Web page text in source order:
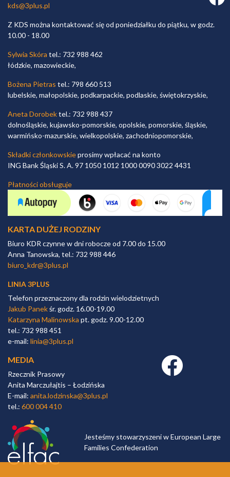
kds@3plus.pl
Z KDS można kontaktować się od poniedziałku do piątku, w godz.
10.00 - 18.00
Sylwia Skóra tel.: 732 988 462
łódzkie, mazowieckie,
Bożena Pietras tel.: 798 660 513
lubelskie, małopolskie, podkarpackie, podlaskie, świętokrzyskie,
Aneta Dorobektel.: 732 988 437
dolnośląskie, kujawsko-pomorskie, opolskie, pomorskie, śląskie,
warmińsko-mazurskie, wielkopolskie, zachodniopomorskie,
Składki członkowskieprosimy wpłacać na konto
ING Bank Śląski S. A. 97 1050 1012 1000 0090 3022 4431
Płatności obsługuje
KARTA DUŻEJ RODZINY
Biuro KDR czynne w dni robocze od 7.00 do 15.00
Anna Tanowska, tel.: 732 988 446
biuro_kdr@3plus.pl
LINIA 3PLUS
Telefon przeznaczony dla rodzin wielodzietnych
Jakub Panekśr. godz. 16.00-19.00
Katarzyna Malinowska pt. godz. 9.00-12.00
tel.: 732 988 451
e-mail: linia@3plus.pl
MEDIA
Rzecznik Prasowy
Anita Marczułajtis – Łodzińska
E-mail: anita.lodzinska@3plus.pl
tel.: 600 004 410
Facebook link
Jesteśmy stowarzyszeni w European Large
Families Confederation